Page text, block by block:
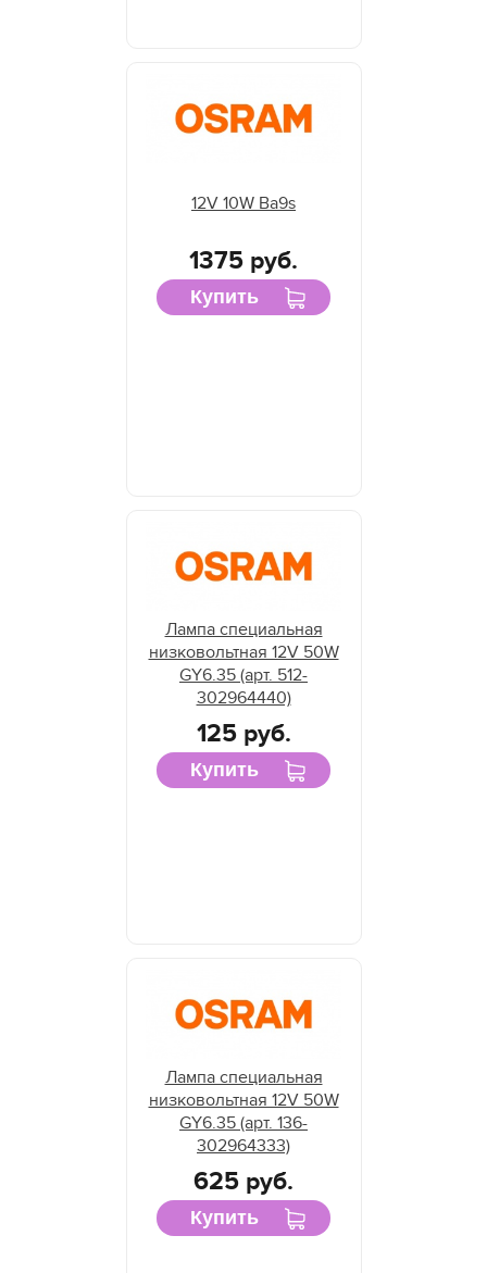
12V 10W Ba9s
1375 руб.
Купить
Лампа специальная
низковольтная 12V 50W
GY6.35 (арт. 512-
302964440)
125 руб.
Купить
Лампа специальная
низковольтная 12V 50W
GY6.35 (арт. 136-
302964333)
625 руб.
Купить